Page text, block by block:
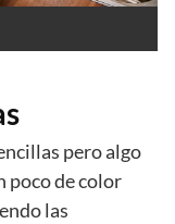
pero algo
poco de color
las